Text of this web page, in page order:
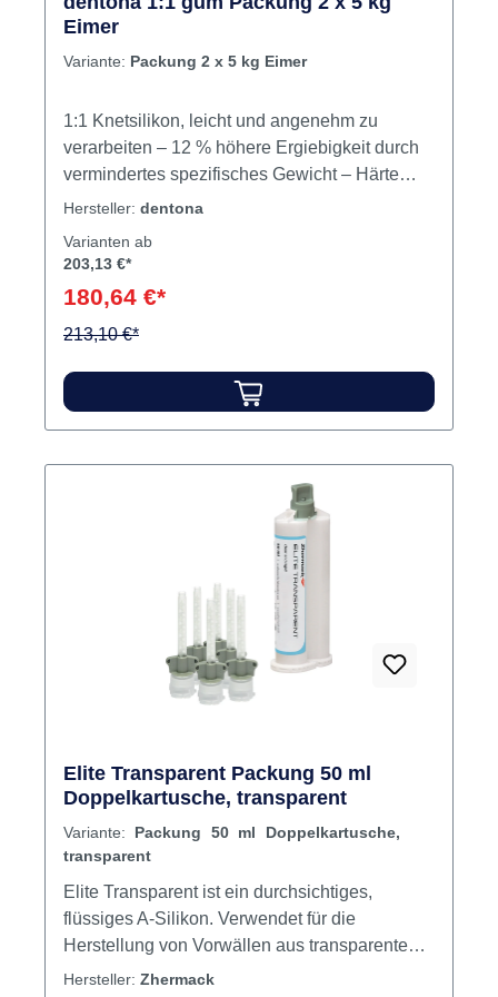
Katalysator2 DosierlöffelJetzt bestellen bei
Qualität und Effizienz der blue eco stone
B2B Online-Shop dentalkiosk.de und profitiere
von unserem schnellen und zuverlässigen
Service. Unser Shop ist speziell für Zahnärzte
und Zahntechniker konzipiert – wir sind per Du
mit unseren Kunden und stehen Dir jederzeit
zur Verfügung.
Eimer
Variante: Packung 2 x 5 kg Eimer
1:1 Knetsilikon, leicht und angenehm zu
verarbeiten – 12 % höhere Ergiebigkeit durch
vermindertes spezifisches Gewicht – Härte
Hersteller: dentona
Varianten ab
203,13 €*
180,64 €*
213,10 €*
Elite Transparent Packung 50 ml
Doppelkartusche, transparent
Variante: Packung 50 ml Doppelkartusche,
transparent
Elite Transparent ist ein durchsichtiges,
flüssiges A-Silikon. Verwendet für die
Herstellung von Vorwällen aus transparentem
Silikon, ideal für Komposite und lichthärtende
Hersteller: Zhermack